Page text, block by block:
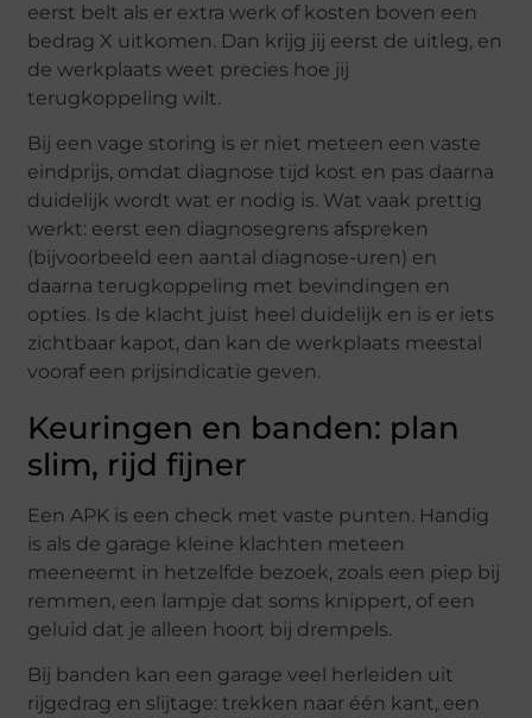
eerst belt als er extra werk of kosten boven een
bedrag X uitkomen. Dan krijg jij eerst de uitleg, en
de werkplaats weet precies hoe jij
terugkoppeling wilt.
Bij een vage storing is er niet meteen een vaste
eindprijs, omdat diagnose tijd kost en pas daarna
duidelijk wordt wat er nodig is. Wat vaak prettig
werkt: eerst een diagnosegrens afspreken
(bijvoorbeeld een aantal diagnose-uren) en
daarna terugkoppeling met bevindingen en
opties. Is de klacht juist heel duidelijk en is er iets
zichtbaar kapot, dan kan de werkplaats meestal
vooraf een prijsindicatie geven.
Keuringen en banden: plan
slim, rijd fijner
Een APK is een check met vaste punten. Handig
is als de garage kleine klachten meteen
meeneemt in hetzelfde bezoek, zoals een piep bij
remmen, een lampje dat soms knippert, of een
geluid dat je alleen hoort bij drempels.
Bij banden kan een garage veel herleiden uit
rijgedrag en slijtage: trekken naar één kant, een